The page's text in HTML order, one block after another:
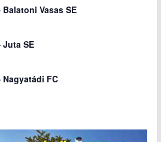
Balatoni Vasas SE
Juta SE
Nagyatádi FC